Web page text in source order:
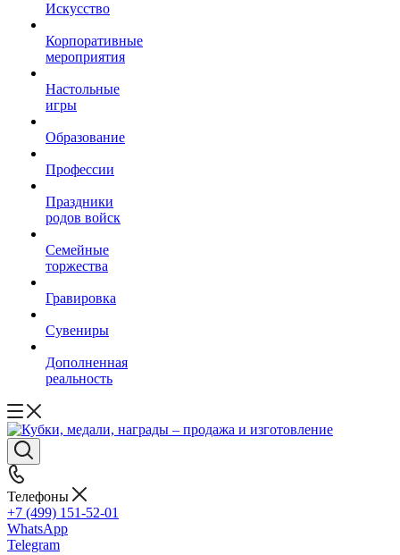
Искусство
Корпоративные
мероприятия
Настольные
игры
Образование
Профессии
Праздники
родов войск
Семейные
торжества
Гравировка
Сувениры
Дополненная
реальность
Телефоны
+7 (499) 151-52-01
WhatsApp
Telegram